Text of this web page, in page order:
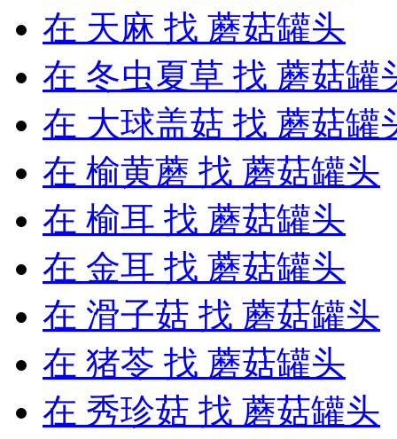
在 天麻 找 蘑菇罐头
在 冬虫夏草 找 蘑菇罐
在 大球盖菇 找 蘑菇罐
在 榆黄蘑 找 蘑菇罐头
在 榆耳 找 蘑菇罐头
在 金耳 找 蘑菇罐头
在 滑子菇 找 蘑菇罐头
在 猪苓 找 蘑菇罐头
在 秀珍菇 找 蘑菇罐头